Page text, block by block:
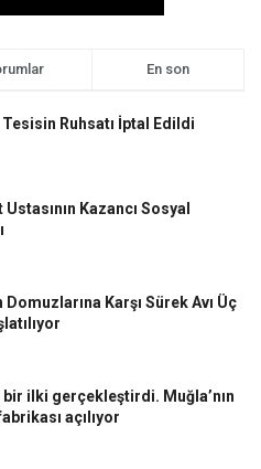
En son
Tesisin Ruhsatı İptal Edildi
Ustasının Kazancı Sosyal
Domuzlarına Karşı Sürek Avı Üç
bir ilki gerçekleştirdi. Muğla’nın
açılıyor